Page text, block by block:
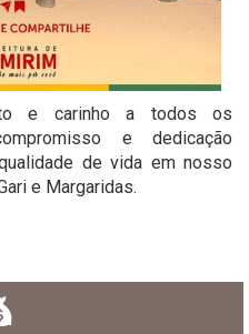
e carinho a todos os
e dedicação
de vida em nosso
e Margaridas.